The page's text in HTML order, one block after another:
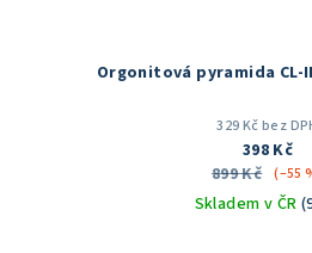
Orgonitová pyramida CL-
329 Kč bez
398 Kč
899 Kč (–55
Skladem v ČR